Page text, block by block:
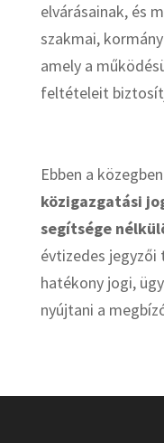
elvárásainak, és
szakmai,
amely a
feltételeit
Ebben a
közigazgatási
segítsége
évtizedes
hatékony jogi,
nyújtani a